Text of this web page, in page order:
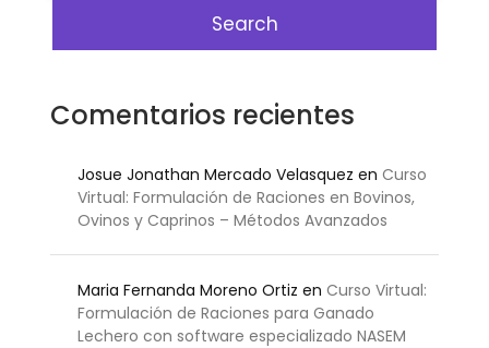
Comentarios recientes
Josue Jonathan Mercado Velasquez en Curso
Virtual: Formulación de Raciones en Bovinos,
Ovinos y Caprinos – Métodos Avanzados
Maria Fernanda Moreno Ortiz en Curso Virtual:
Formulación de Raciones para Ganado
Lechero con software especializado NASEM